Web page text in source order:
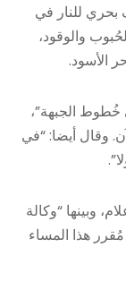
بحري للنار في
والوقود،
الأسود.
الجبهة”،
وقال أيضا: “في
وبينها “وكالة
مُقرر هذا المساء